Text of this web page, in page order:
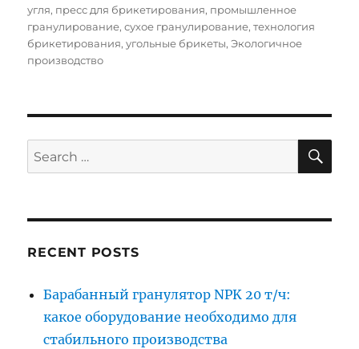
угля, пресс для брикетирования, промышленное
гранулирование,сухое гранулирование,технология
брикетирования,угольные брикеты,Экологичное
производство
Search
for:
RECENT POSTS
Барабанный гранулятор NPK 20 т/ч:
какое оборудование необходимо для
стабильного производства